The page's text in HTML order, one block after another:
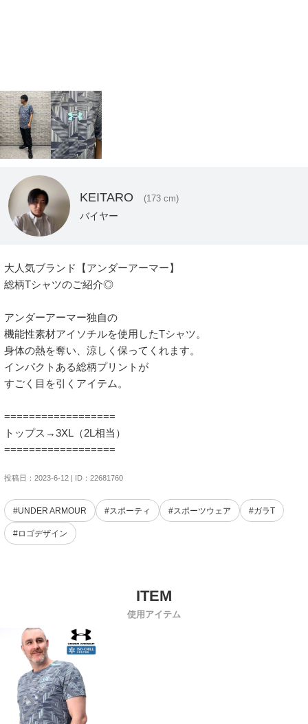
KEITARO (173 cm)
バイヤー
大人気ブランド【アンダーアーマー】
総柄Tシャツのご紹介◎
アンダーアーマー独自の
機能性素材アイソチルを使用したTシャツ。
身体の熱を奪い、涼しく保ってくれます。
インパクトある総柄プリントが
すごく目を引くアイテム。
==================
トップス→3XL（2L相当）
==================
投稿日：2023-6-12 | ID：22681760
#UNDER ARMOUR #スポーティ #スポーツウェア #ガラT
#ロゴデザイン
使用アイテム